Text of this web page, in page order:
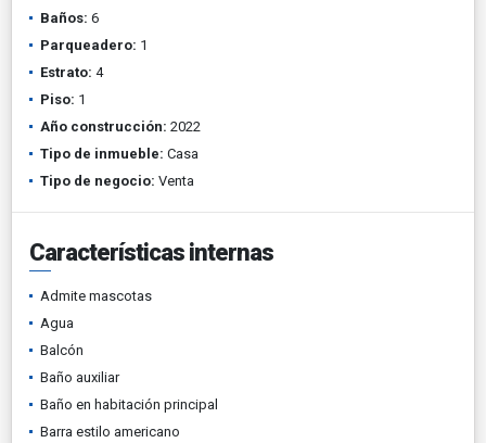
Baños: 6
Parqueadero: 1
Estrato: 4
Piso: 1
Año construcción: 2022
Tipo de inmueble: Casa
Tipo de negocio: Venta
Características internas
Admite mascotas
Agua
Balcón
Baño auxiliar
Baño en habitación principal
Barra estilo americano